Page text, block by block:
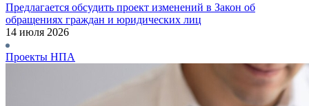
Предлагается обсудить проект изменений в Закон об
обращениях граждан и юридических лиц
14 июля 2026
Проекты НПА